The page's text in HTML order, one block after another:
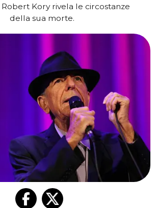
Kory rivela le circostanze
della sua morte.